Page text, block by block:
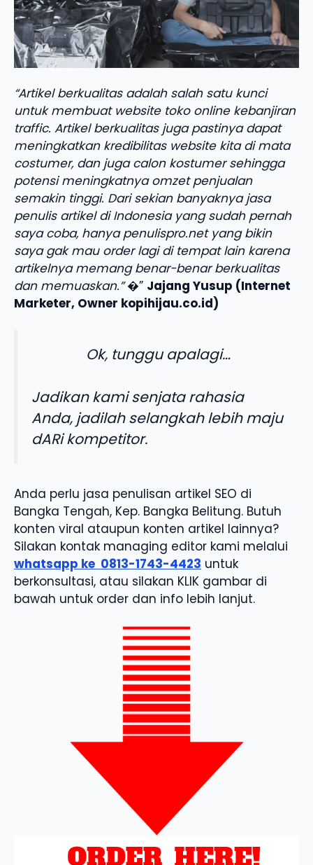
“Artikel berkualitas adalah salah satu kunci
untuk membuat website toko online kebanjiran
traffic. Artikel berkualitas juga pastinya dapat
meningkatkan kredibilitas website kita di mata
costumer, dan juga calon kostumer sehingga
potensi meningkatnya omzet penjualan
semakin tinggi. Dari sekian banyaknya jasa
penulis artikel di Indonesia yang sudah pernah
saya coba, hanya penulispro.net yang bikin
saya gak mau order lagi di tempat lain karena
artikelnya memang benar-benar berkualitas
dan memuaskan.”�” Jajang Yusup (Internet
Marketer, Owner kopihijau.co.id)
Ok, tunggu apalagi…
Jadikan kami senjata rahasia
Anda, jadilah selangkah lebih maju
dARi kompetitor.
Anda perlu jasa penulisan artikel SEO di
Bangka Tengah, Kep. Bangka Belitung. Butuh
konten viral ataupun konten artikel lainnya?
Silakan kontak managing editor kami melalui
whatsapp ke 0813-1743-4423 untuk
berkonsultasi, atau silakan KLIK gambar di
bawah untuk order dan info lebih lanjut.